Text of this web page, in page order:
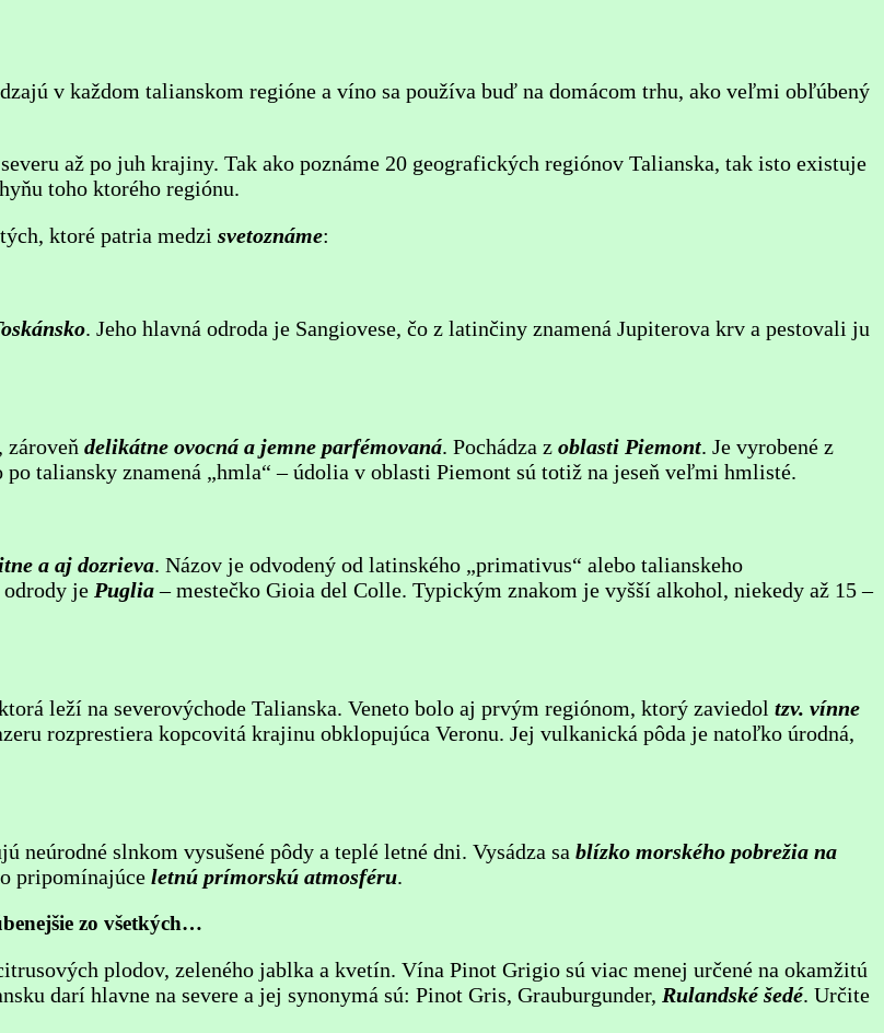
v každom talianskom regióne a víno sa používa buď na domácom trhu, ako veľmi obľúbený
až po juh krajiny. Tak ako poznáme 20 geografických regiónov Talianska, tak isto existuje
toho ktorého regiónu.
ktoré patria medzi svetoznáme:
. Jeho hlavná odroda je Sangiovese, čo z latinčiny znamená Jupiterova krv a pestovali ju
delikátne ovocná a jemne parfémovaná. Pochádza z oblasti Piemont. Je vyrobené z
taliansky znamená „hmla“ – údolia v oblasti Piemont sú totiž na jeseň veľmi hmlisté.
a aj dozrieva. Názov je odvodený od latinského „primativus“ alebo talianskeho
je Puglia– mestečko Gioia del Colle. Typickým znakom je vyšší alkohol, niekedy až 15 –
leží na severovýchode Talianska. Veneto bolo aj prvým regiónom, ktorý zaviedol tzv. vínne
rozprestiera kopcovitá krajinu obklopujúca Veronu. Jej vulkanická pôda je natoľko úrodná,
slnkom vysušené pôdy a teplé letné dni. Vysádza sa blízko morského pobrežia na
pripomínajúce letnú prímorskú atmosféru.
zo všetkých…
plodov, zeleného jablka a kvetín. Vína Pinot Grigio sú viac menej určené na okamžitú
darí hlavne na severe a jej synonymá sú: Pinot Gris, Grauburgunder, Rulandské šedé. Určite